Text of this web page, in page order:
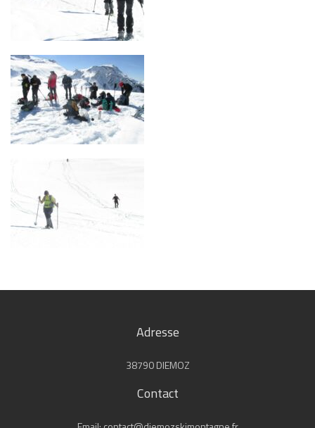
Adresse
38790 DIEMOZ
Contact